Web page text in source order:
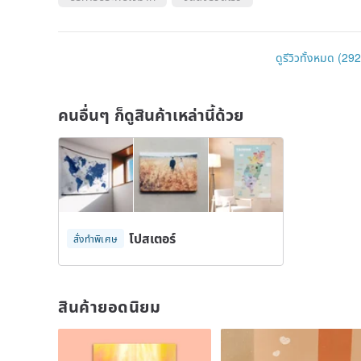
ดูรีวิวทั้งหมด
คนอื่นๆ ก็ดูสินค้าเหล่านี้ด้วย
สั่งทำพิเศษ โปสเตอร์
สินค้ายอดนิยม